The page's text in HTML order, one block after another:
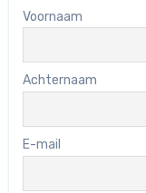
Voornaam
Achternaam
E-mail